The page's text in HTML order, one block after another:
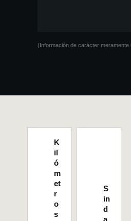
(Información de carácter
K
il
ó
m
et
r
o
s
S
in
d
a